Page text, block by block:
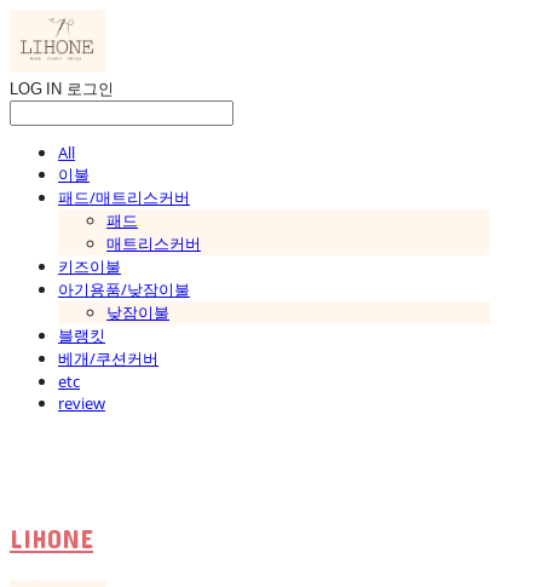
LOG IN 로그인
All
이불
패드/매트리스커버
패드
매트리스커버
키즈이불
아기용품/낮잠이불
낮잠이불
블랭킷
베개/쿠션커버
etc
review
LIHONE